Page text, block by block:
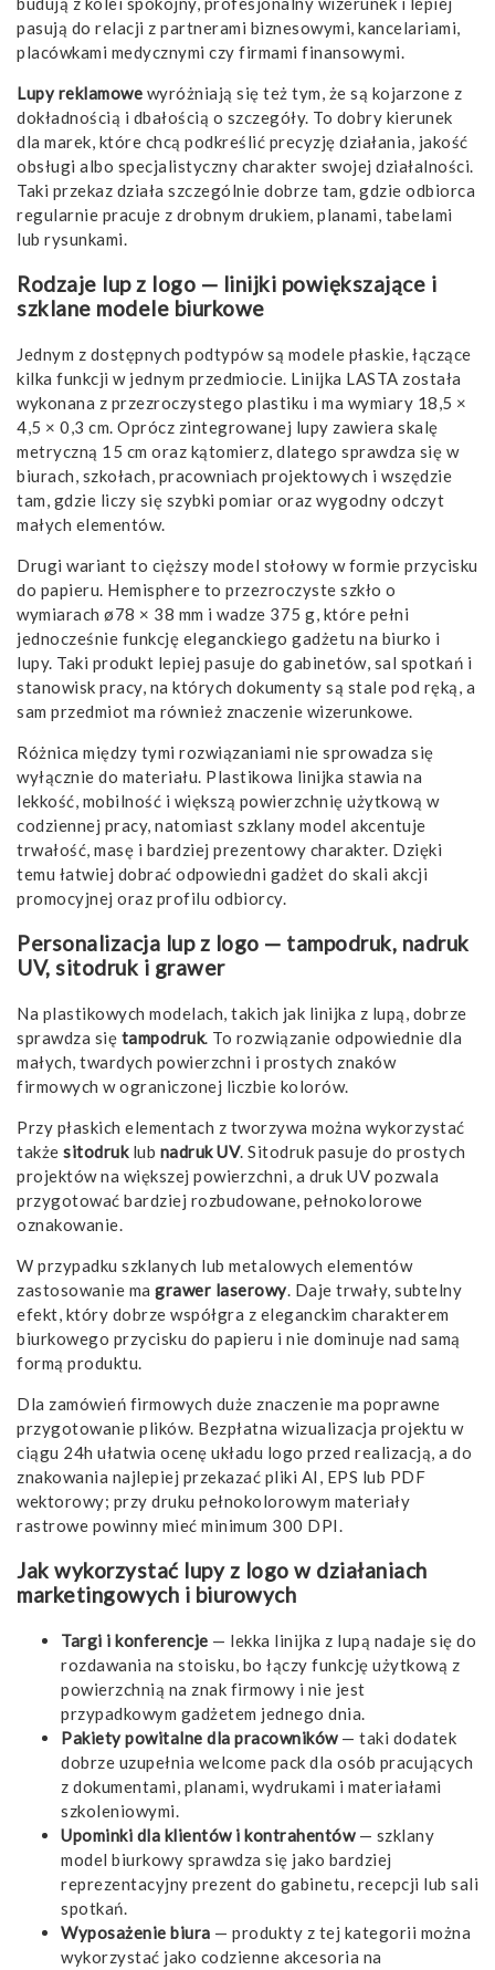
pasują do relacji z partnerami biznesowymi, kancelariami,
placówkami medycznymi czy firmami finansowymi.
Lupy reklamowe wyróżniają się też tym, że są kojarzone z
dokładnością i dbałością o szczegóły. To dobry kierunek
dla marek, które chcą podkreślić precyzję działania, jakość
obsługi albo specjalistyczny charakter swojej działalności.
Taki przekaz działa szczególnie dobrze tam, gdzie odbiorca
regularnie pracuje z drobnym drukiem, planami, tabelami
lub rysunkami.
Rodzaje lup z logo — linijki powiększające i
szklane modele biurkowe
Jednym z dostępnych podtypów są modele płaskie, łączące
kilka funkcji w jednym przedmiocie. Linijka LASTA została
wykonana z przezroczystego plastiku i ma wymiary 18,5 ×
4,5 × 0,3 cm. Oprócz zintegrowanej lupy zawiera skalę
metryczną 15 cm oraz kątomierz, dlatego sprawdza się w
biurach, szkołach, pracowniach projektowych i wszędzie
tam, gdzie liczy się szybki pomiar oraz wygodny odczyt
małych elementów.
Drugi wariant to cięższy model stołowy w formie przycisku
do papieru. Hemisphere to przezroczyste szkło o
wymiarach ø78 × 38 mm i wadze 375 g, które pełni
jednocześnie funkcję eleganckiego gadżetu na biurko i
lupy. Taki produkt lepiej pasuje do gabinetów, sal spotkań i
stanowisk pracy, na których dokumenty są stale pod ręką, a
sam przedmiot ma również znaczenie wizerunkowe.
Różnica między tymi rozwiązaniami nie sprowadza się
wyłącznie do materiału. Plastikowa linijka stawia na
lekkość, mobilność i większą powierzchnię użytkową w
codziennej pracy, natomiast szklany model akcentuje
trwałość, masę i bardziej prezentowy charakter. Dzięki
temu łatwiej dobrać odpowiedni gadżet do skali akcji
promocyjnej oraz profilu odbiorcy.
Personalizacja lup z logo — tampodruk, nadruk
UV, sitodruk i grawer
Na plastikowych modelach, takich jak linijka z lupą, dobrze
sprawdza się tampodruk. To rozwiązanie odpowiednie dla
małych, twardych powierzchni i prostych znaków
firmowych w ograniczonej liczbie kolorów.
Przy płaskich elementach z tworzywa można wykorzystać
także sitodruklub nadruk UV. Sitodruk pasuje do prostych
projektów na większej powierzchni, a druk UV pozwala
przygotować bardziej rozbudowane, pełnokolorowe
oznakowanie.
W przypadku szklanych lub metalowych elementów
zastosowanie ma grawer laserowy. Daje trwały, subtelny
efekt, który dobrze współgra z eleganckim charakterem
biurkowego przycisku do papieru i nie dominuje nad samą
formą produktu.
Dla zamówień firmowych duże znaczenie ma poprawne
przygotowanie plików. Bezpłatna wizualizacja projektu w
ciągu 24h ułatwia ocenę układu logo przed realizacją, a do
znakowania najlepiej przekazać pliki AI, EPS lub PDF
wektorowy; przy druku pełnokolorowym materiały
rastrowe powinny mieć minimum 300 DPI.
Jak wykorzystać lupy z logo w działaniach
marketingowych i biurowych
Targi i konferencje — lekka linijka z lupą nadaje się do
rozdawania na stoisku, bo łączy funkcję użytkową z
powierzchnią na znak firmowy i nie jest
przypadkowym gadżetem jednego dnia.
Pakiety powitalne dla pracowników— taki dodatek
dobrze uzupełnia welcome pack dla osób pracujących
z dokumentami, planami, wydrukami i materiałami
szkoleniowymi.
Upominki dla klientów i kontrahentów— szklany
model biurkowy sprawdza się jako bardziej
reprezentacyjny prezent do gabinetu, recepcji lub sali
spotkań.
Wyposażenie biura — produkty z tej kategorii można
wykorzystać jako codzienne akcesoria na